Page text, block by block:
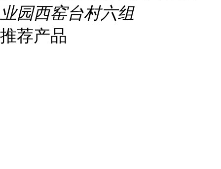
业园西窑台村六组
推荐产品